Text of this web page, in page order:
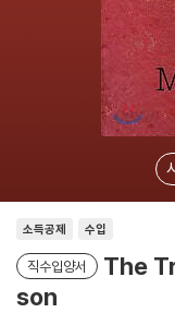
소득공제 수입
직수입양서
The
son